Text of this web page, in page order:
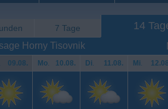
7 Tage 14
Horny Tisovnik
09.08. Mo. 10.08. Di. 11.08. Mi.